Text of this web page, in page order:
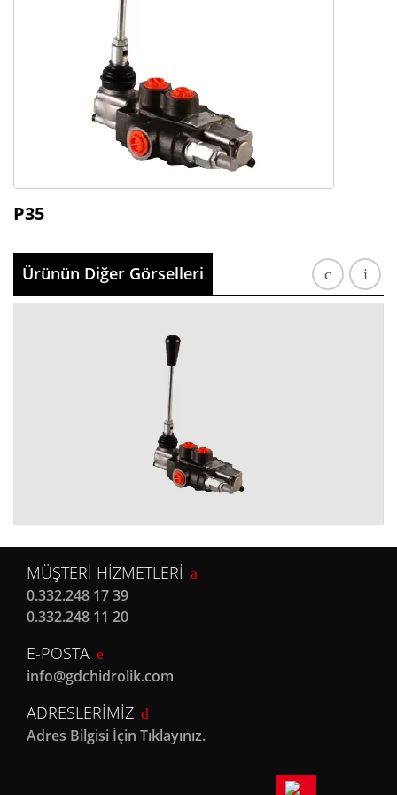
P35
Ürünün Diğer Görselleri
MÜŞTERİ HİZMETLERİ
0.332.248 17 39
0.332.248 11 20
E-POSTA
info@gdchidrolik.com
ADRESLERİMİZ
Adres Bilgisi İçin Tıklayınız.